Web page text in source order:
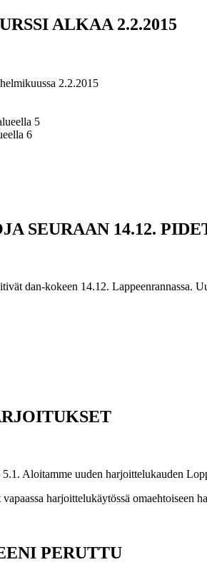
ALKAA 2.2.2015
2.2.2015
5
6
SEURAAN 14.12.
dan-kokeen 14.12. Lappeenrannassa.
5.1. Aloitamme uuden harjoittelukauden
harjoittelukäytössä omaehtoiseen
PERUTTU